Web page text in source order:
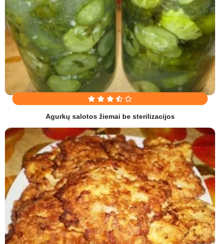
Agurkų salotos žiemai be sterilizacijos